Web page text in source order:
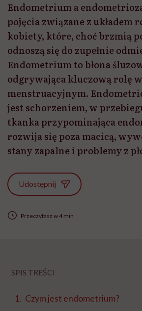
Endometrium a
pojęcia związane z układem
kobiety, które, choć brzmią
odnoszą się do zupełnie
Endometrium to błona
odgrywająca kluczową rolę
menstruacyjnym.
jest schorzeniem, w
tkanka przypominająca
rozwija się poza macicą,
stany zapalne i problemy z
Udostępnij
Przeczytasz w 4 min
SPIS TREŚCI
Czym jest endometrium?